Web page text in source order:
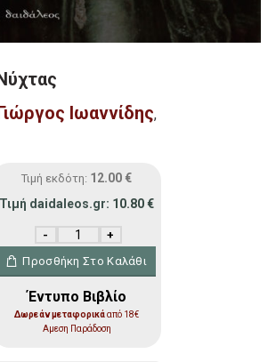
Ιωαννίδης,
Τιμή εκδότη: 12.00 €
Τιμή daidaleos.gr: 10.80€
Η Εκάτη της Νύχτας ποσότητα
Προσθήκη Στο Καλάθι
Έντυπο Βιβλίο
Δωρεάν μεταφορικάαπό 18€
Αμεση Παράδοση